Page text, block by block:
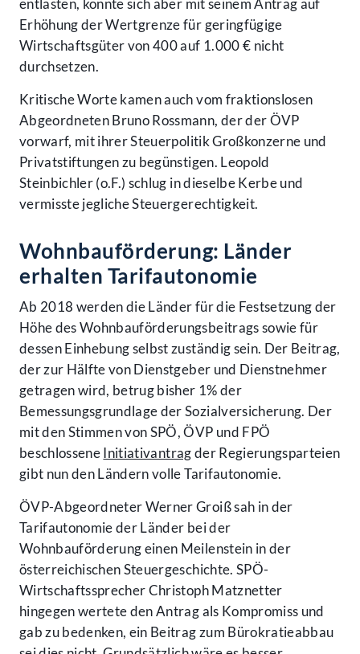
entlasten, konnte sich aber mit seinem Antrag auf
Erhöhung der Wertgrenze für geringfügige
Wirtschaftsgüter von 400 auf 1.000 € nicht
durchsetzen.
Kritische Worte kamen auch vom fraktionslosen
Abgeordneten Bruno Rossmann, der der ÖVP
vorwarf, mit ihrer Steuerpolitik Großkonzerne und
Privatstiftungen zu begünstigen. Leopold
Steinbichler (o.F.) schlug in dieselbe Kerbe und
vermisste jegliche Steuergerechtigkeit.
Wohnbauförderung: Länder
erhalten Tarifautonomie
Ab 2018 werden die Länder für die Festsetzung der
Höhe des Wohnbauförderungsbeitrags sowie für
dessen Einhebung selbst zuständig sein. Der Beitrag,
der zur Hälfte von Dienstgeber und Dienstnehmer
getragen wird, betrug bisher 1% der
Bemessungsgrundlage der Sozialversicherung. Der
mit den Stimmen von SPÖ, ÖVP und FPÖ
beschlosseneInitiativantragder Regierungsparteien
gibt nun den Ländern volle Tarifautonomie.
ÖVP-Abgeordneter Werner Groiß sah in der
Tarifautonomie der Länder bei der
Wohnbauförderung einen Meilenstein in der
österreichischen Steuergeschichte. SPÖ-
Wirtschaftssprecher Christoph Matznetter
hingegen wertete den Antrag als Kompromiss und
gab zu bedenken, ein Beitrag zum Bürokratieabbau